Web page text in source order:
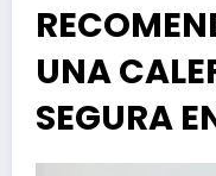
UNA
SEGURA